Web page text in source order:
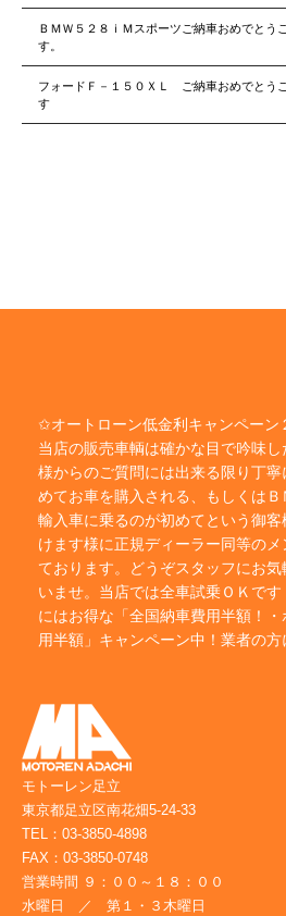
ＢＭＷ５２８ｉＭスポーツご納車おめでとう
す。
フォードＦ－１５０ＸＬ ご納車おめでとう
す
✩オートローン低金利キャンペー
当店の販売車輌は確かな目で吟味
様からのご質問には出来る限り丁
めてお車を購入される、もしくはＢ
輸入車に乗るのが初めてという御
けます様に正規ディーラー同等の
ております。どうぞスタッフにお
いませ。当店では全車試乗ＯＫで
にはお得な「全国納車費用半額！
用半額」キャンペーン中！業者の方
モトーレン足立
東京都足立区南花畑5-24-33
TEL：03-3850-4898
FAX：03-3850-0748
営業時間 ９：００～１８：００
水曜日 ／ 第１・３木曜日